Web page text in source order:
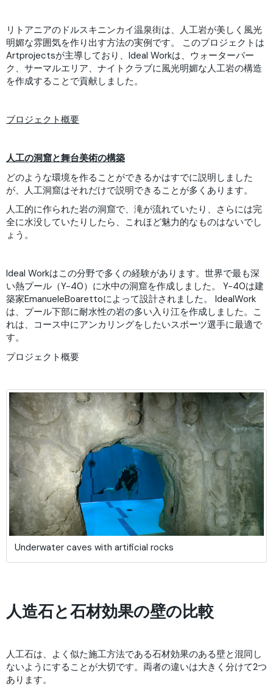
リトアニアのドルスキニンカイ温泉街は、人工岩が美しく風光
明媚な雰囲気を作り出す方法の実例です。 このプロジェクトは
Artprojectsが主導しており、Ideal Workは、ウォーターパー
ク、サーマルエリア、ナイトクラブに風光明媚な人工岩の構造
を作成することで貢献しました。
ブロジェクト概要
人工の洞窟と舞台美術の構築
どのような環境を作ることができるかはすでに説明しました
が、人工洞窟はそれだけで説明できることが多くあります。
人工的に作られた岩の洞窟で、滝が流れていたり、さらには完
全に水没していたりしたら、これほど魅力的なものはないでし
ょう。
Ideal Workはこの分野で多くの経験があります。世界で最も深
い熱プール（Y-40）に水中の洞窟を作成しました。 Y-40は建
築家EmanueleBoarettoによって設計されました。 IdealWork
は、プール下部に耐水性の岩の多い入り江を作成しました。こ
れは、コース中にアンカリングをしたいスポーツ選手に最適で
す。
プロジェクト概要
Underwater caves with artificial rocks
人造石と石材効果の壁の比較
人工石は、よく似た施工方法である石材効果のある壁と混同し
ないようにすることが大切です。両者の違いは大きく分けて2つ
あります。